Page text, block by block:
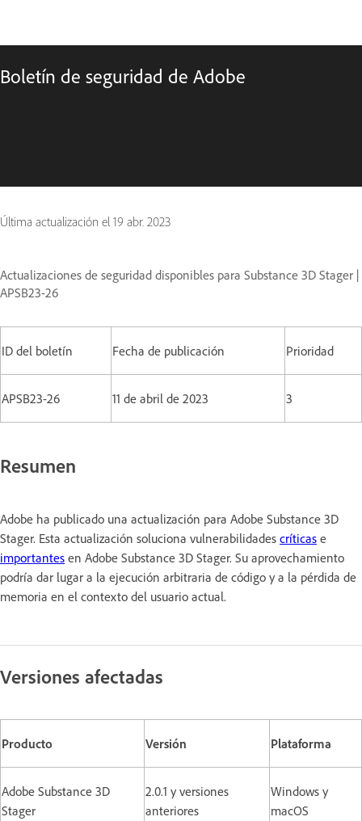
Boletín de seguridad de Adobe
Última actualización el 19 abr. 2023
Actualizaciones de seguridad disponibles para Substance 3D Stager |
APSB23-26
ID del boletín Fecha de publicación Prioridad
APSB23-26 11 de abril de 2023 3
Resumen
Adobe ha publicado una actualización para Adobe Substance 3D
Stager. Esta actualización soluciona vulnerabilidades críticas e
importantes en Adobe Substance 3D Stager. Su aprovechamiento
podría dar lugar a la ejecución arbitraria de código y a la pérdida de
memoria en el contexto del usuario actual.
Versiones afectadas
Producto Versión Plataforma
Adobe Substance 3D
Stager
2.0.1 y versiones
anteriores
Windows y
macOS